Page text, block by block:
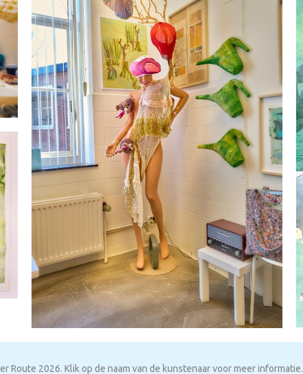
Route 2026. Klik op de naam van de kunstenaar voor meer informatie.